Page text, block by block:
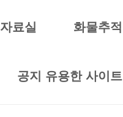
자료실 화물추적
공지 유용한 사이트